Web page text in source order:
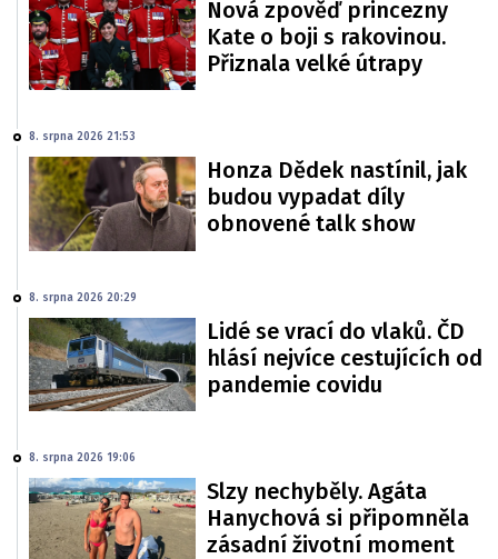
Nová zpověď princezny
Kate o boji s rakovinou.
Přiznala velké útrapy
8. srpna 2026 21:53
Honza Dědek nastínil, jak
budou vypadat díly
obnovené talk show
8. srpna 2026 20:29
Lidé se vrací do vlaků. ČD
hlásí nejvíce cestujících od
pandemie covidu
8. srpna 2026 19:06
Slzy nechyběly. Agáta
Hanychová si připomněla
zásadní životní moment